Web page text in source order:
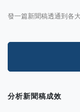
發一篇新聞稿透通到各
分析新聞稿成效